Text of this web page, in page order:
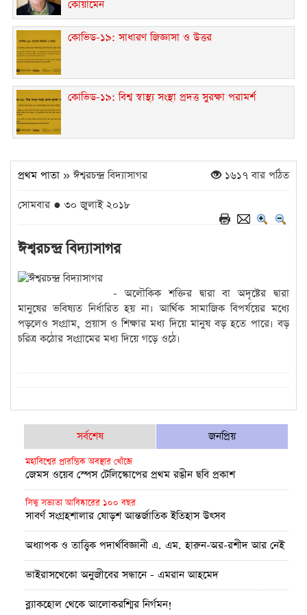
কোয়ামেন
কোভিড-১৯: সাধারণ জিজ্ঞাসা ও উত্তর
কোভিড-১৯: বিশ্ব স্বাস্থ্য সংস্থা প্রদত্ত সুরক্ষা পরামর্শ
প্রথম পাতা » ঈশ্বরচন্দ্র বিদ্যাসাগর ১৬১৭ বার পঠিত
সোমবার ● ৩০ জুলাই ২০১৮
ঈশ্বরচন্দ্র বিদ্যাসাগর
- অলৌকিক শক্তির দ্বারা বা অদৃষ্টের দ্বারা
মানুষের ভবিষ্যত নির্ধারিত হয় না। আর্থিক সামাজিক বিপর্যয়ের মধ্যে
পড়লেও সংগ্রাম, প্রয়াস ও শিক্ষার মধ্য দিয়ে মানুষ বড় হতে পারে। বড়
চরিত্র কঠোর সংগ্রামের মধ্য দিয়ে গড়ে ওঠে।
সর্বশেষ জনপ্রিয়
মহাবিশ্বের প্রারম্ভিক অবস্থার খোঁজে
জেমস ওয়েব স্পেস টেলিস্কোপের প্রথম রঙীন ছবি প্রকাশ
সিন্ধু সভ্যতা আবিষ্কারের ১০০ বছর
সাবর্ণ সংগ্রহশালার ষোড়শ আন্তর্জাতিক ইতিহাস উৎসব
অধ্যাপক ও তাত্ত্বিক পদার্থবিজ্ঞানী এ. এম. হারুন-অর-রশীদ আর নেই
ভাইরাসখেকো অনুজীবের সন্ধানে - এমরান আহমেদ
ব্ল্যাকহোল থেকে আলোকরশ্মির নির্গমন!